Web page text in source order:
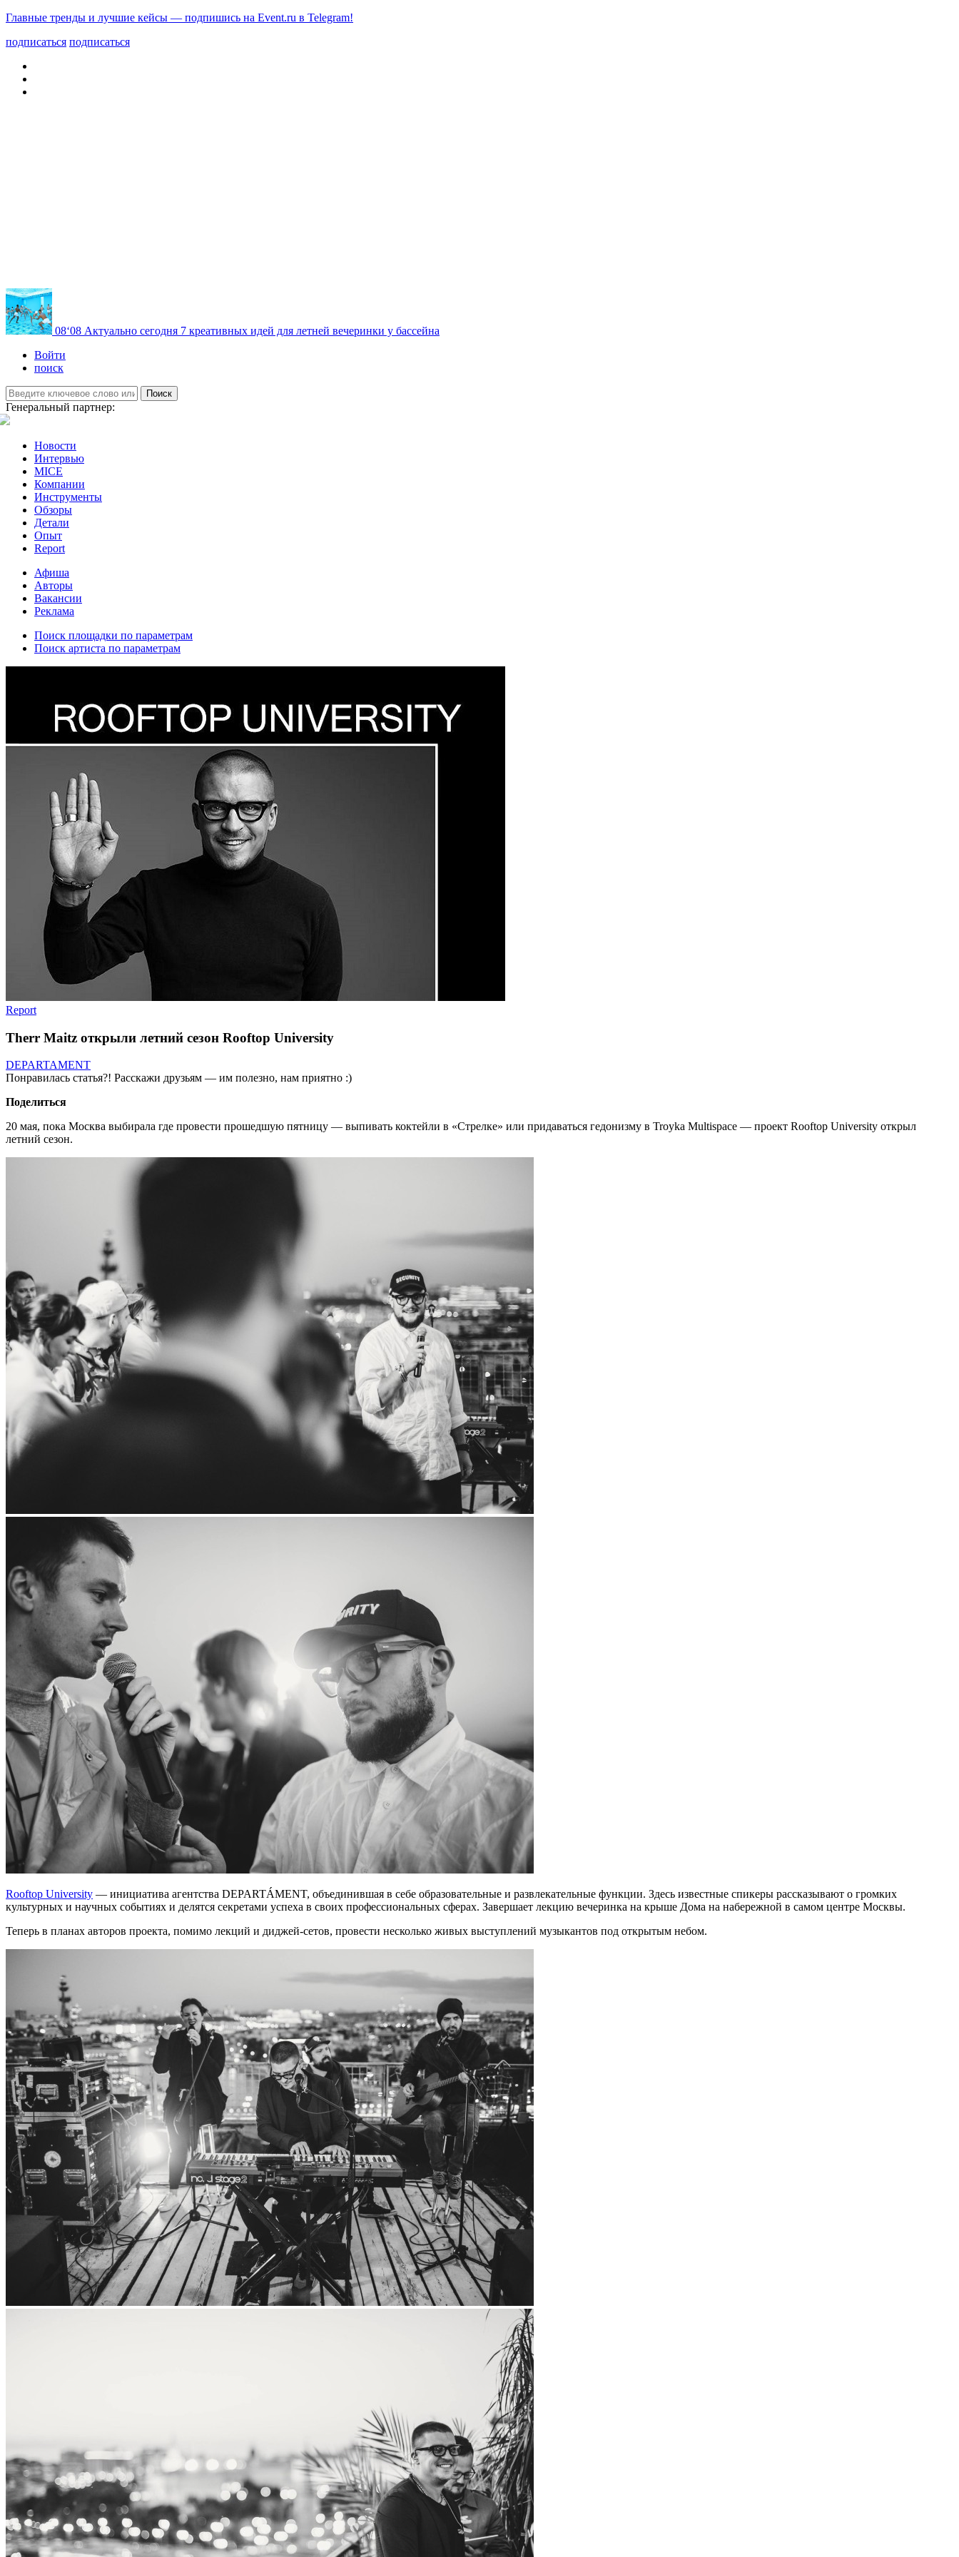
Главные тренды и лучшие кейсы — подпишись на Event.ru в Telegram!
подписаться подписаться
08‘08 Актуально сегодня 7 креативных идей для летней вечеринки у бассейна
Войти
поиск
Поиск
Генеральный партнер:
Новости
Интервью
MICE
Компании
Инструменты
Обзоры
Детали
Опыт
Report
Афиша
Авторы
Вакансии
Реклама
Поиск площадки по параметрам
Поиск артиста по параметрам
Report
Therr Maitz открыли летний сезон Rooftop University
DEPARTAMENT
Понравилась статья?! Расскажи друзьям — им полезно, нам приятно :)
Поделиться
20 мая, пока Москва выбирала где провести прошедшую пятницу — выпивать коктейли в «Стрелке» или придаваться гедонизму в Troyka Multispace — проект Rooftop University открыл
летний сезон.
Rooftop University — инициатива агентства DEPARTÁMENT, объединившая в себе образовательные и развлекательные функции. Здесь известные спикеры рассказывают о громких
культурных и научных событиях и делятся секретами успеха в своих профессиональных сферах. Завершает лекцию вечеринка на крыше Дома на набережной в самом центре Москвы.
Теперь в планах авторов проекта, помимо лекций и диджей-сетов, провести несколько живых выступлений музыкантов под открытым небом.